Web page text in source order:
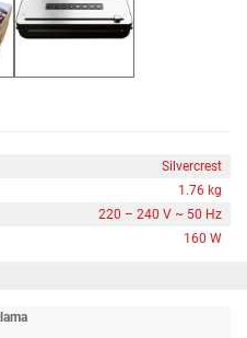
Silvercrest
1.76 kg
220 – 240 V ~ 50 Hz
160 W